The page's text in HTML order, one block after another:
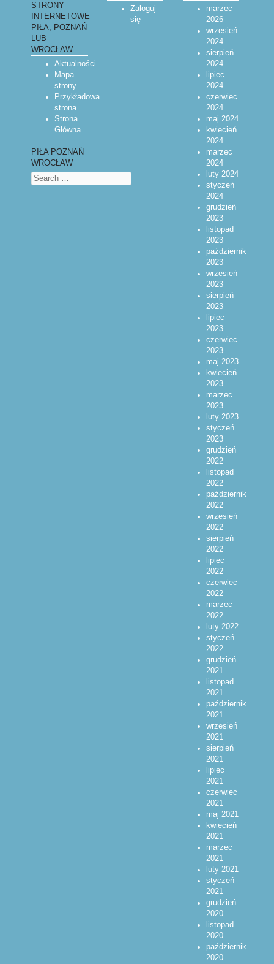
STRONY
INTERNETOWE
PIŁA, POZNAŃ
LUB
WROCŁAW
Aktualności
Mapa
strony
Przykładowa
strona
Strona
Główna
PIŁA POZNAŃ
WROCŁAW
Search
Zaloguj
się
marzec
2026
wrzesień
2024
sierpień
2024
lipiec
2024
czerwiec
2024
maj 2024
kwiecień
2024
marzec
2024
luty 2024
styczeń
2024
grudzień
2023
listopad
2023
październik
2023
wrzesień
2023
sierpień
2023
lipiec
2023
czerwiec
2023
maj 2023
kwiecień
2023
marzec
2023
luty 2023
styczeń
2023
grudzień
2022
listopad
2022
październik
2022
wrzesień
2022
sierpień
2022
lipiec
2022
czerwiec
2022
marzec
2022
luty 2022
styczeń
2022
grudzień
2021
listopad
2021
październik
2021
wrzesień
2021
sierpień
2021
lipiec
2021
czerwiec
2021
maj 2021
kwiecień
2021
marzec
2021
luty 2021
styczeń
2021
grudzień
2020
listopad
2020
październik
2020